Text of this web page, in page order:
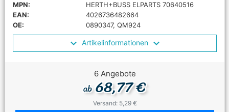
MPN:
HERTH+BUSS ELPARTS 70640516
EAN:
4026736482664
OE:
0890347, QM924
Artikelinformationen
6 Angebote
ab68,77 €
Versand: 5,29 €